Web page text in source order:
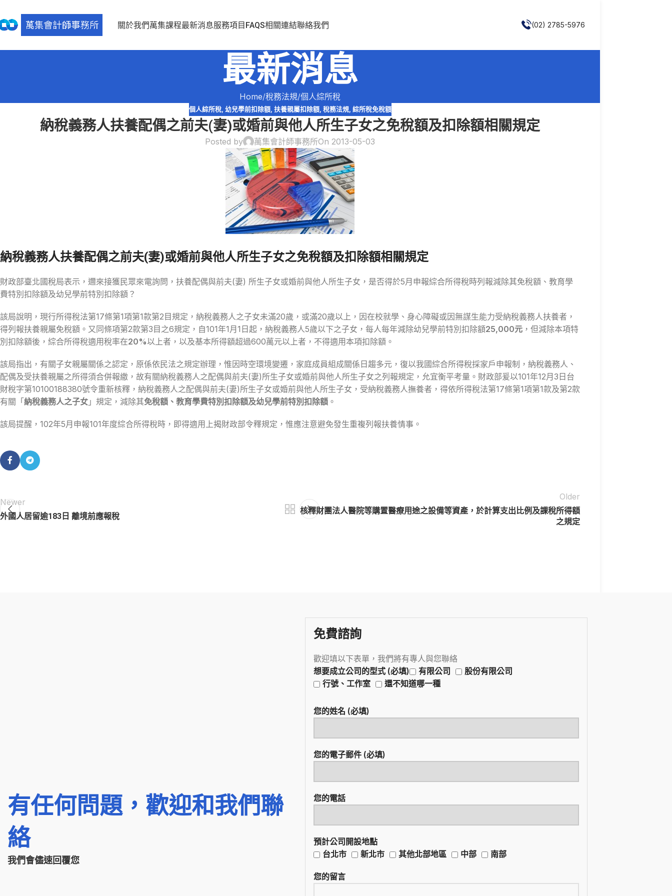
關於我們萬集課程最新消息服務項目 FAQS相關連結聯絡我們 (02) 2785-5976
最新消息
Home 稅務法規 個人綜所稅
個人綜所稅, 幼兒學前扣除額, 扶養親屬扣除額, 稅務法規, 綜所稅免稅額
納稅義務人扶養配偶之前夫(妻)或婚前與他人所生子女之免稅額及扣除額相關規定
Posted by 萬集會計師事務所On 2013-05-03
納稅義務人扶養配偶之前夫(妻)或婚前與他人所生子女之免稅額及扣除額相關規定
財政部臺北國稅局表示，邇來接獲民眾來電詢問，扶養配偶與前夫(妻) 所生子女或婚前與他人所生子女，是否得於5月申報綜合所得稅時列報減除其免稅額、教育學
費特別扣除額及幼兒學前特別扣除額？
該局說明，現行所得稅法第17條第1項第1款第2目規定，納稅義務人之子女未滿20歲，或滿20歲以上，因在校就學、身心障礙或因無謀生能力受納稅義務人扶養者，
得列報扶養親屬免稅額。又同條項第2款第3目之6規定，自101年1月1日起，納稅義務人5歲以下之子女，每人每年減除幼兒學前特別扣除額25,000元 ，但減除本項特
別扣除額後，綜合所得稅適用稅率在20%以上者，以及基本所得額超過600萬元以上者，不得適用本項扣除額。
該局指出，有關子女親屬關係之認定，原係依民法之規定辦理，惟因時空環境變遷，家庭成員組成關係日趨多元，復以我國綜合所得稅採家戶申報制，納稅義務人、
配偶及受扶養親屬之所得須合併報繳，故有關納稅義務人之配偶與前夫(妻)所生子女或婚前與他人所生子女之列報規定，允宜衡平考量。財政部爰以101年12月3日台
財稅字第10100188380號令重新核釋，納稅義務人之配偶與前夫(妻)所生子女或婚前與他人所生子女，受納稅義務人撫養者，得依所得稅法第17條第1項第1款及第2款
有關「納稅義務人之子女 」規定，減除其免稅額、教育學費特別扣除額及幼兒學前特別扣除額 。
該局提醒，102年5月申報101年度綜合所得稅時，即得適用上揭財政部令釋規定，惟應注意避免發生重複列報扶養情事。
Newer
外國人居留逾183日 離境前應報稅
Older
核釋財團法人醫院等購置醫療用途之設備等資產，於計算支出比例及課稅所得額
之規定
有任何問題，歡迎和我們聯
絡
我們會儘速回覆您
免費諮詢
歡迎填以下表單，我們將有專人與您聯絡
想要成立公司的型式 (必填)
有限公司
股份有限公司
行號、工作室
還不知道哪一種
您的姓名 (必填)
您的電子郵件 (必填)
您的電話
預計公司開設地點
台北市
新北市 其他北部地區 中部 南部
您的留言